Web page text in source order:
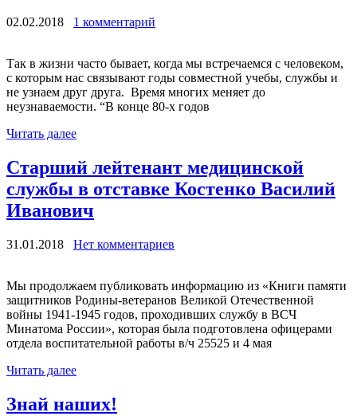
02.02.2018 1 комментарий
Так в жизни часто бывает, когда мы встречаемся с человеком,
с которым нас связывают годы совместной учебы, службы и
не узнаем друг друга. Время многих меняет до
неузнаваемости. “В конце 80-х годов
Читать далее
Старший лейтенант медицинской
службы в отставке Костенко Василий
Иванович
31.01.2018 Нет комментариев
Мы продолжаем публиковать информацию из «Книги памяти
защитников Родины-ветеранов Великой Отечественной
войны 1941-1945 годов, проходивших службу в ВСЧ
Минатома России», которая была подготовлена офицерами
отдела воспитательной работы в/ч 25525 и 4 мая
Читать далее
Знай наших!